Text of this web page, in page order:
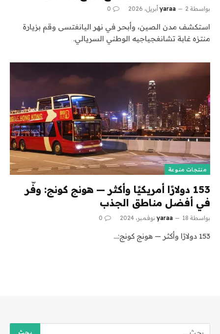
بواسطة yaraa 2 أبريل، 2026 0
استكشف مدن الصين، وأبحر في نهر اليانغتسى وقم بزيارة
منتزه غابة تشانغجياجيه الوطني السريالي.
منتجات منوعة
153 دولارًا أمريكيًا وأكثر — هونج كونج: وفّر
في أفضل مناطق الجذب
بواسطة yaraa 18 نوفمبر، 2024 0
153 دولارًا وأكثر — هونج كونج:…